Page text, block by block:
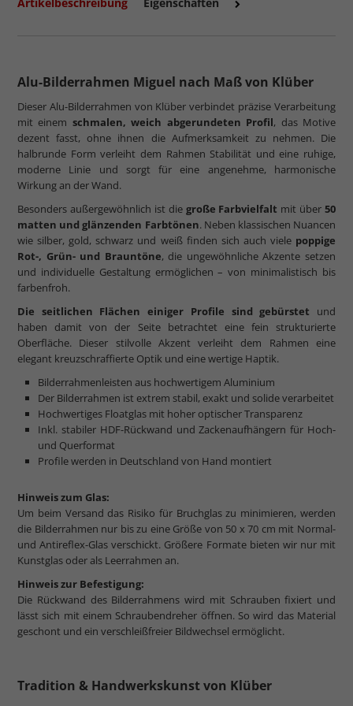
Alu-Bilderrahmen Miguel nach Maß von Klüber
Dieser Alu-Bilderrahmen von Klüber verbindet präzise Verarbeitung
mit einem schmalen, weich abgerundeten Profil, das Motive
dezent fasst, ohne ihnen die Aufmerksamkeit zu nehmen. Die
halbrunde Form verleiht dem Rahmen Stabilität und eine ruhige,
moderne Linie und sorgt für eine angenehme, harmonische
Wirkung an der Wand.
Besonders außergewöhnlich ist die große Farbvielfalt mit über 50
matten und glänzenden Farbtönen. Neben klassischen Nuancen
wie silber, gold, schwarz und weiß finden sich auch viele poppige
Rot-, Grün- und Brauntöne, die ungewöhnliche Akzente setzen
und individuelle Gestaltung ermöglichen – von minimalistisch bis
farbenfroh.
Die seitlichen Flächen einiger Profile sind gebürstet und
haben damit von der Seite betrachtet eine fein strukturierte
Oberfläche. Dieser stilvolle Akzent verleiht dem Rahmen eine
elegant kreuzschraffierte Optik und eine wertige Haptik.
Bilderrahmenleisten aus hochwertigem Aluminium
Der Bilderrahmen ist extrem stabil, exakt und solide verarbeitet
Hochwertiges Floatglas mit hoher optischer Transparenz
Inkl. stabiler HDF-Rückwand und Zackenaufhängern für Hoch-
und Querformat
Profile werden in Deutschland von Hand montiert
Hinweis zum Glas:
Um beim Versand das Risiko für Bruchglas zu minimieren, werden
die Bilderrahmen nur bis zu eine Größe von 50 x 70 cm mit Normal-
und Antireflex-Glas verschickt. Größere Formate bieten wir nur mit
Kunstglas oder als Leerrahmen an.
Hinweis zur Befestigung:
Die Rückwand des Bilderrahmens wird mit Schrauben fixiert und
lässt sich mit einem Schraubendreher öffnen. So wird das Material
geschont und ein verschleißfreier Bildwechsel ermöglicht.
Tradition & Handwerkskunst von Klüber